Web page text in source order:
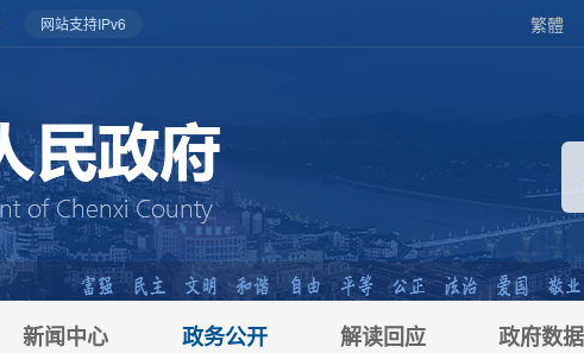
网站支持IPv6 繁體
新闻中心 政务公开 解读回应 政府数据